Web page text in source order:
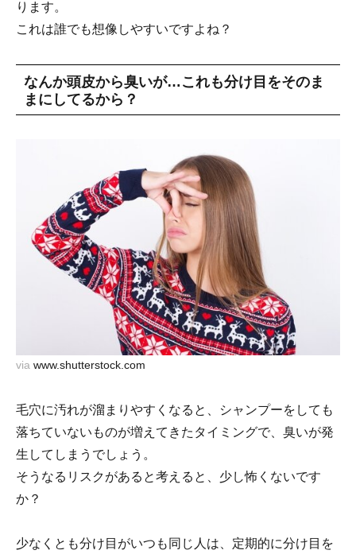
ります。
これは誰でも想像しやすいですよね？
なんか頭皮から臭いが…これも分け目をそのま
まにしてるから？
via www.shutterstock.com
毛穴に汚れが溜まりやすくなると、シャンプーをしても
落ちていないものが増えてきたタイミングで、臭いが発
生してしまうでしょう。
そうなるリスクがあると考えると、少し怖くないです
か？
少なくとも分け目がいつも同じ人は、定期的に分け目を